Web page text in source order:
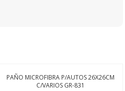
PAÑO MICROFIBRA P/AUTOS 26X26CM
C/VARIOS GR-831